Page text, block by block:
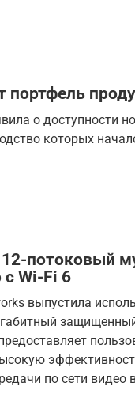
портфель
о доступности
которых
потоковый
Wi-Fi 6
выпустила
по сети